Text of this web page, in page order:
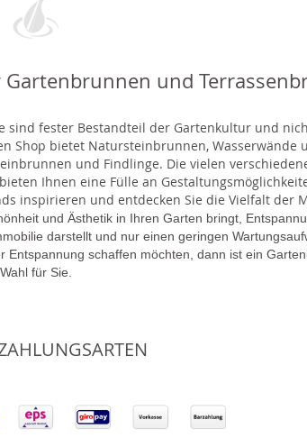
und
fester Bestandteil der Gartenkultur und
Shop bietet Natursteinbrunnen, Wasserwände
und Findlinge. Die vielen
Ihnen eine Fülle an
inspirieren und entdecken Sie die Vielfalt der
und Ästhetik in Ihren Garten bringt,
darstellt und nur einen geringen
schaffen möchten, dann ist ein
Wahl für Sie.